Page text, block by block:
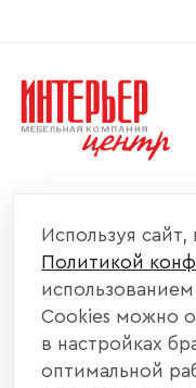
КАТАЛОГ
ИНФОРМАЦИЯ
Согласен с
и
Используя
Политикой
Cookies можно
в настройках
оптимальной